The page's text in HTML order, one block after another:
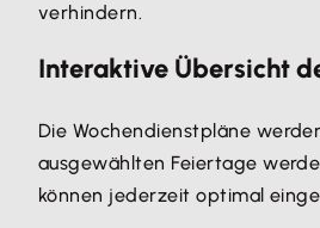
verhindern.
Interaktive Übersicht
Die Wochendienstpläne
ausgewählten Feiertage
können jederzeit optimal